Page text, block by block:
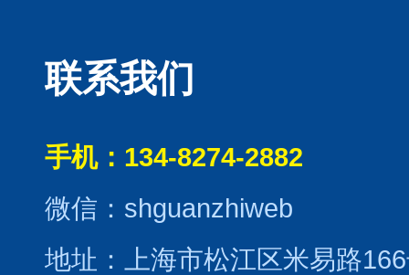
联系我们
手机：134-8274-2882
微信：shguanzhiweb
地址：上海市松江区米易路